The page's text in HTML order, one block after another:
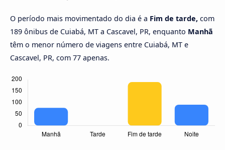
O período mais movimentado do dia é a Fim de tarde, com
189 ônibus de Cuiabá, MT a Cascavel, PR, enquanto Manhã
têm o menor número de viagens entre Cuiabá, MT e
Cascavel, PR, com 77 apenas.